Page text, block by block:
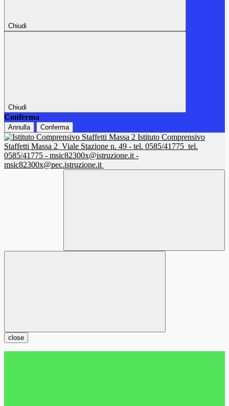
Chiudi
Chiudi
Conferma
Annulla Conferma
Istituto Comprensivo
Staffetti Massa 2 Viale Stazione n. 49 - tel. 0585/41775 tel.
0585/41775 - msic82300x@istruzione.it -
msic82300x@pec.istruzione.it
close